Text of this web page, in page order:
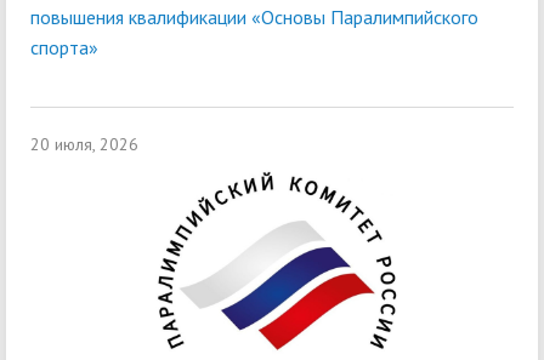
повышения квалификации «Основы Паралимпийского
спорта»
20 июля, 2026